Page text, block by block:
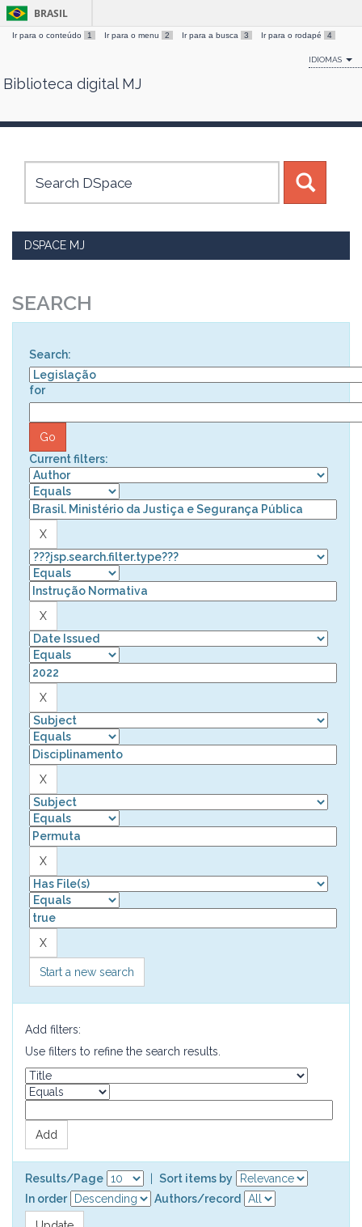
Skip
BRASIL
Ir para o conteúdo 1 Ir para o menu 2 Ir para a busca 3 Ir para o rodapé 4
IDIOMAS
Biblioteca digital MJ
DSPACE MJ
SEARCH
Search:
for
Current filters:
Start a new search
Add filters:
Use filters to refine the search results.
Results/Page
Sort items by
In order
Authors/record